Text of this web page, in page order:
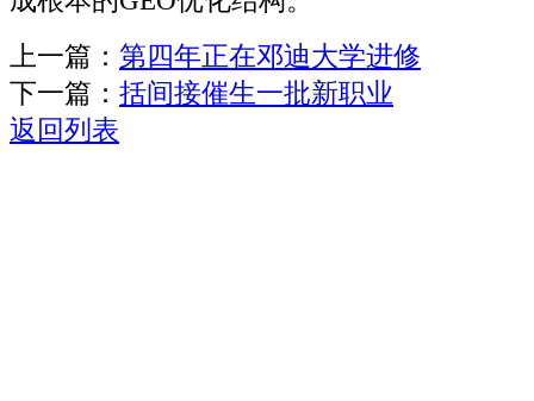
上一篇： 第四年正在邓迪大学进修
下一篇： 括间接催生一批新职业
返回列表